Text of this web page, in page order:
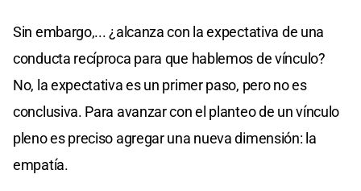
Sin embargo,... ¿alcanza con la expectativa de una
conducta recíproca para que hablemos de vínculo?
No, la expectativa es un primer paso, pero no es
conclusiva. Para avanzar con el planteo de un vínculo
pleno es preciso agregar una nueva dimensión: la
empatía.